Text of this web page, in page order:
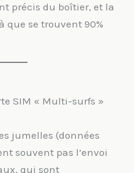
précis du boîtier, et la
que se trouvent 90%
SIM « Multi-surfs »
jumelles (données
souvent pas l’envoi
qui sont